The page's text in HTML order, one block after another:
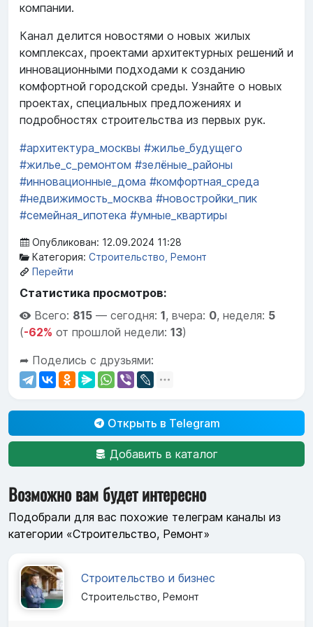
компании.
Канал делится новостями о новых жилых
комплексах, проектами архитектурных решений и
инновационными подходами к созданию
комфортной городской среды. Узнайте о новых
проектах, специальных предложениях и
подробностях строительства из первых рук.
#архитектура_москвы #жилье_будущего
#жилье_с_ремонтом #зелёные_районы
#инновационные_дома #комфортная_среда
#недвижимость_москва #новостройки_пик
#семейная_ипотека #умные_квартиры
Опубликован: 12.09.2024 11:28
Категория: Строительство, Ремонт
Перейти
Статистика просмотров:
Всего: 815 — сегодня: 1, вчера: 0, неделя: 5
(-62% от прошлой недели: 13)
➦ Поделись с друзьями:
Открыть в Telegram
Добавить в каталог
Возможно вам будет интересно
Подобрали для вас похожие телеграм каналы из
категории «Строительство, Ремонт»
Строительство и бизнес
Строительство, Ремонт